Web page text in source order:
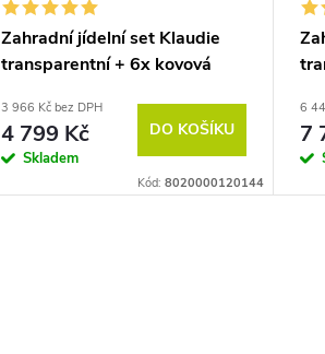
Zahradní jídelní set Klaudie
transparentní + 6x kovová
3 966 Kč bez DPH
4 799 Kč
Skladem
DO KOŠÍKU
Kód: 8020000120144
6
7